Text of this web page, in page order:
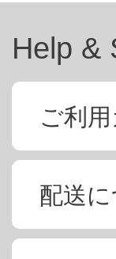
Help &
ご利
配送